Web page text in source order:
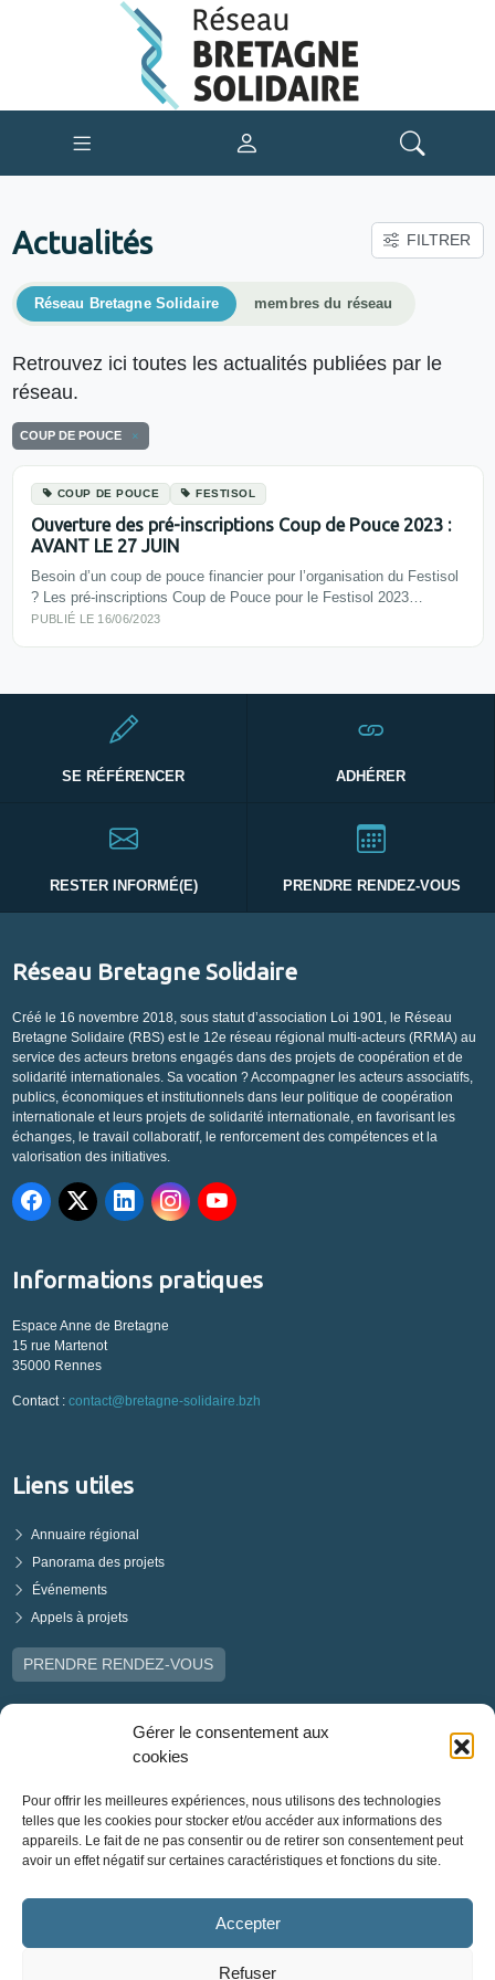
Gérer le consentement aux
cookies
Pour offrir les meilleures expériences, nous utilisons des technologies
telles que les cookies pour stocker et/ou accéder aux informations des
appareils. Le fait de ne pas consentir ou de retirer son consentement peut
avoir un effet négatif sur certaines caractéristiques et fonctions du site.
Accepter
Refuser
Actualités FILTRER
Réseau Bretagne Solidaire membres du réseau
Retrouvez ici toutes les actualités publiées par le
réseau.
COUP DE POUCE
COUP DE POUCE FESTISOL
Ouverture des pré-inscriptions Coup de Pouce 2023 :
AVANT LE 27 JUIN
Besoin d’un coup de pouce financier pour l’organisation du Festisol
? Les pré-inscriptions Coup de Pouce pour le Festisol 2023…
PUBLIÉ LE 16/06/2023
SE RÉFÉRENCER ADHÉRER
RESTER INFORMÉ(E) PRENDRE RENDEZ-VOUS
Réseau Bretagne Solidaire
Créé le 16 novembre 2018, sous statut d’association Loi 1901, le Réseau
Bretagne Solidaire (RBS) est le 12e réseau régional multi-acteurs (RRMA) au
service des acteurs bretons engagés dans des projets de coopération et de
solidarité internationales. Sa vocation ? Accompagner les acteurs associatifs,
publics, économiques et institutionnels dans leur politique de coopération
internationale et leurs projets de solidarité internationale, en favorisant les
échanges, le travail collaboratif, le renforcement des compétences et la
valorisation des initiatives.
Informations pratiques
Espace Anne de Bretagne
15 rue Martenot
35000 Rennes
Contact : contact@bretagne-solidaire.bzh
Liens utiles
Annuaire régional
Panorama des projets
Événements
Appels à projets
PRENDRE RENDEZ-VOUS